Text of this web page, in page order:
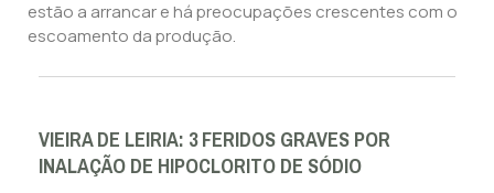
estão a arrancar e há preocupações crescentes com o
escoamento da produção.
VIEIRA DE LEIRIA: 3 FERIDOS GRAVES POR
INALAÇÃO DE HIPOCLORITO DE SÓDIO